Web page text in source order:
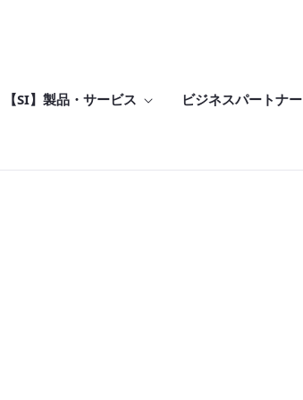
【SI】製品・サービス ビジネスパートナー